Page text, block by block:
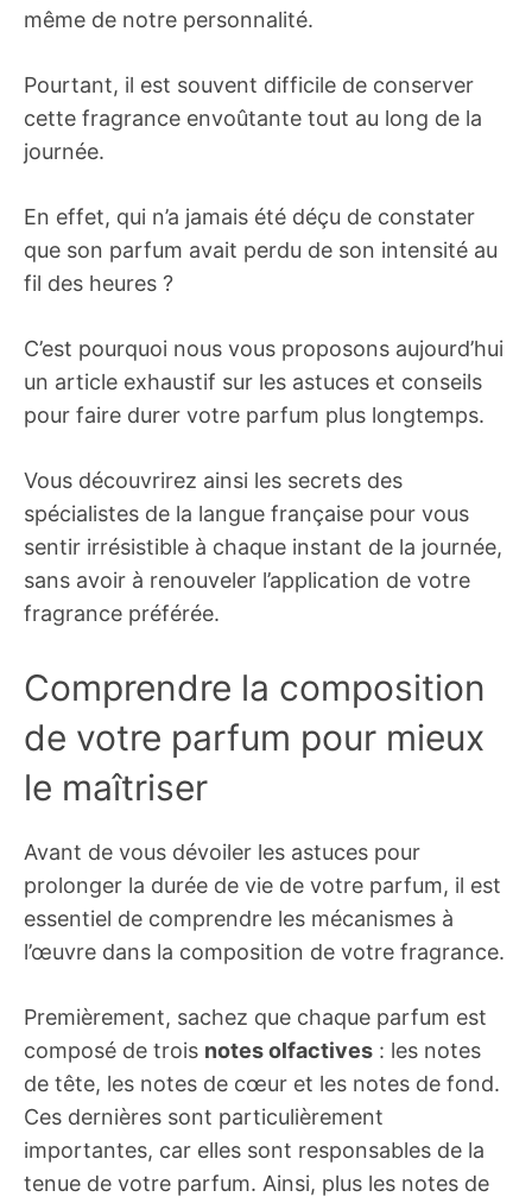
même de notre personnalité.
Pourtant, il est souvent difficile de conserver
cette fragrance envoûtante tout au long de la
journée.
En effet, qui n’a jamais été déçu de constater
que son parfum avait perdu de son intensité au
fil des heures ?
C’est pourquoi nous vous proposons aujourd’hui
un article exhaustif sur les astuces et conseils
pour faire durer votre parfum plus longtemps.
Vous découvrirez ainsi les secrets des
spécialistes de la langue française pour vous
sentir irrésistible à chaque instant de la journée,
sans avoir à renouveler l’application de votre
fragrance préférée.
Comprendre la composition
de votre parfum pour mieux
le maîtriser
Avant de vous dévoiler les astuces pour
prolonger la durée de vie de votre parfum, il est
essentiel de comprendre les mécanismes à
l’œuvre dans la composition de votre fragrance.
Premièrement, sachez que chaque parfum est
composé de trois notes olfactives : les notes
de tête, les notes de cœur et les notes de fond.
Ces dernières sont particulièrement
importantes, car elles sont responsables de la
tenue de votre parfum. Ainsi, plus les notes de